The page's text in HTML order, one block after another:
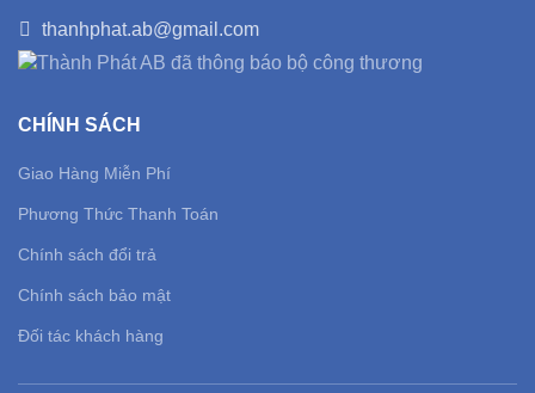
thanhphat.ab@gmail.com
CHÍNH SÁCH
Giao Hàng Miễn Phí
Phương Thức Thanh Toán
Chính sách đổi trả
Chính sách bảo mật
Đối tác khách hàng